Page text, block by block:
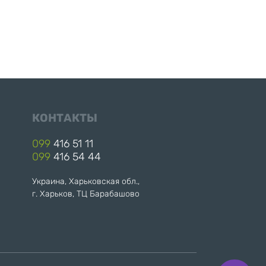
КОНТАКТЫ
099416 51 11
099416 54 44
Украина, Харьковская обл.,
г. Харьков, ТЦ Барабашово